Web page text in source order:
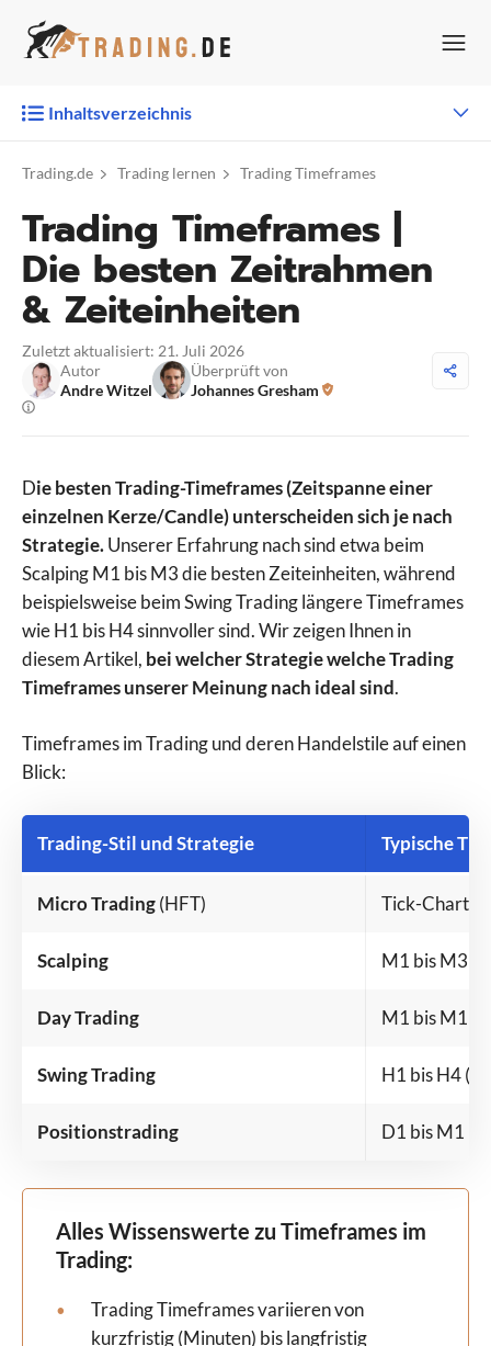
Inhalt
Inhaltsverzeichnis
Trading.de Trading lernen Trading Timeframes
Trading Timeframes |
Die besten Zeitrahmen
& Zeiteinheiten
Zuletzt aktualisiert: 21. Juli 2026
Autor
Andre Witzel
Überprüft von
Johannes Gresham
Die besten Trading-Timeframes (Zeitspanne einer
einzelnen Kerze/Candle) unterscheiden sich je nach
Strategie.Unserer Erfahrung nach sind etwa beim
Scalping M1 bis M3 die besten Zeiteinheiten, während
beispielsweise beim Swing Trading längere Timeframes
wie H1 bis H4 sinnvoller sind. Wir zeigen Ihnen in
diesem Artikel, bei welcher Strategie welche Trading
Timeframes unserer Meinung nach ideal sind.
Timeframes im Trading und deren Handelstile auf einen
Blick:
Trading-Stil und Strategie Typische
Micro Trading(HFT) Tick-Chart
Scalping M1 bis M3
Day Trading M1 bis M15
Swing Trading H1 bis H4
Positionstrading D1 bis M1
Alles Wissenswerte zu Timeframes im
Trading:
Trading Timeframes variieren von
kurzfristig (Minuten) bis langfristig